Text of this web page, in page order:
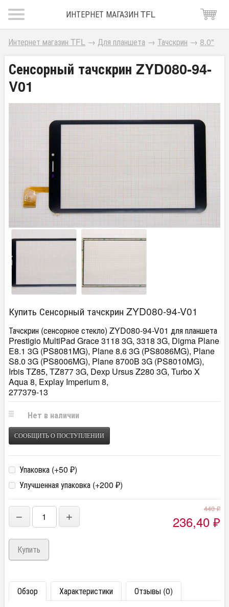
ИНТЕРНЕТ МАГАЗИН TFL
Интернет магазин TFL → Для планшета → Тачскрин → 8.0"
Сенсорный тачскрин ZYD080-94-
V01
Купить Сенсорный тачскрин ZYD080-94-V01
Тачскрин (сенсорное стекло) ZYD080-94-V01 для планшета
Prestigio MultiPad Grace 3118 3G, 3318 3G, Digma Plane
E8.1 3G (PS8081MG), Plane 8.6 3G (PS8086MG), Plane
S8.0 3G (PS8006MG), Plane 8700B 3G (PS8010MG),
Irbis TZ85, TZ877 3G, Dexp Ursus Z280 3G, Turbo X
Aqua 8, Explay Imperium 8,
277379-13
Нет в наличии
СООБЩИТЬ О ПОСТУПЛЕНИИ
Упаковка (+50 ₽)
Улучшенная упаковка (+200 ₽)
− +
440₽
236,40 ₽
Обзор Характеристики
Отзывы (0)